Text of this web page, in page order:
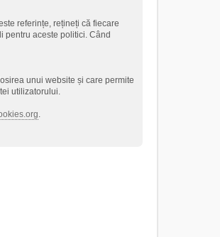
referințe, rețineți că fiecare
pentru aceste politici. Când
unui website și care permite
utilizatorului.
.